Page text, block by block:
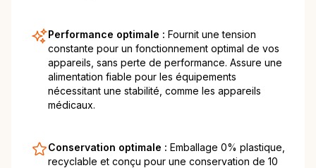
Performance optimale : Fournit une tension
constante pour un fonctionnement optimal de vos
appareils, sans perte de performance. Assure une
alimentation fiable pour les équipements
nécessitant une stabilité, comme les appareils
médicaux.
Conservation optimale : Emballage 0% plastique,
recyclable et conçu pour une conservation de 10